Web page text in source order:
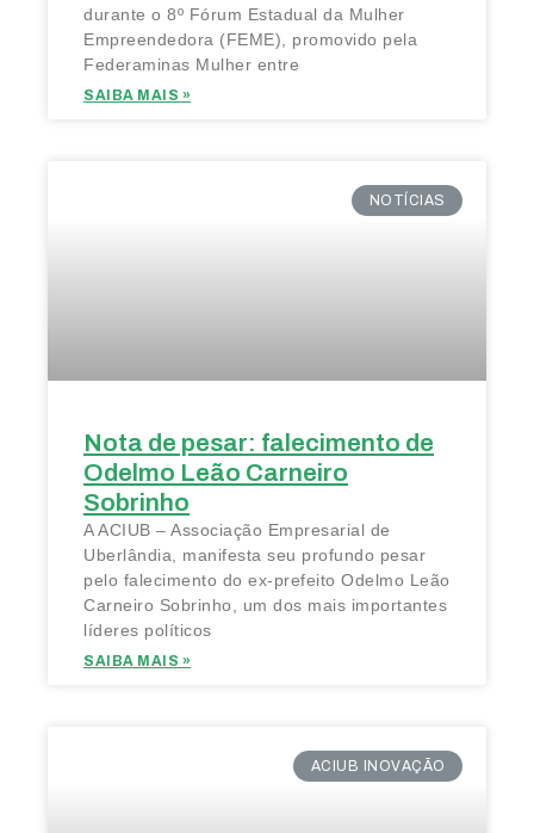
durante o 8º Fórum Estadual da Mulher
Empreendedora (FEME), promovido pela
Federaminas Mulher entre
SAIBA MAIS »
NOTÍCIAS
Nota de pesar: falecimento de
Odelmo Leão Carneiro
Sobrinho
A ACIUB – Associação Empresarial de
Uberlândia, manifesta seu profundo pesar
pelo falecimento do ex-prefeito Odelmo Leão
Carneiro Sobrinho, um dos mais importantes
líderes políticos
SAIBA MAIS »
ACIUB INOVAÇÃO